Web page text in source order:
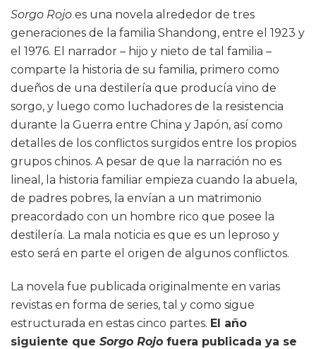
Sorgo Rojo es una novela alrededor de tres
generaciones de la familia Shandong, entre el 1923 y
el 1976. El narrador – hijo y nieto de tal familia –
comparte la historia de su familia, primero como
dueños de una destilería que producía vino de
sorgo, y luego como luchadores de la resistencia
durante la Guerra entre China y Japón, así como
detalles de los conflictos surgidos entre los propios
grupos chinos. A pesar de que la narración no es
lineal, la historia familiar empieza cuando la abuela,
de padres pobres, la envían a un matrimonio
preacordado con un hombre rico que posee la
destilería. La mala noticia es que es un leproso y
esto será en parte el origen de algunos conflictos.
La novela fue publicada originalmente en varias
revistas en forma de series, tal y como sigue
estructurada en estas cinco partes. El año
siguiente que Sorgo Rojo fuera publicada ya se